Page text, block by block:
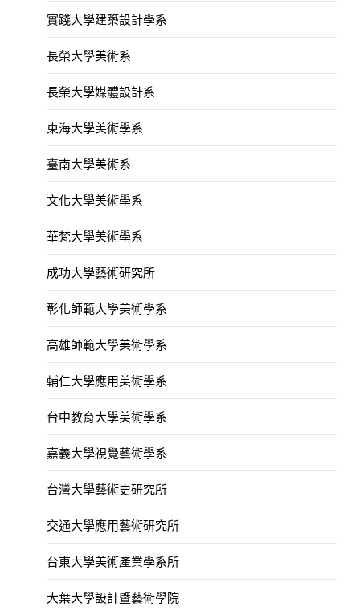
實踐大學建築設計學系
長榮大學美術系
長榮大學媒體設計系
東海大學美術學系
臺南大學美術系
文化大學美術學系
華梵大學美術學系
成功大學藝術研究所
彰化師範大學美術學系
高雄師範大學美術學系
輔仁大學應用美術學系
台中教育大學美術學系
嘉義大學視覺藝術學系
台灣大學藝術史研究所
交通大學應用藝術研究所
台東大學美術產業學系所
大葉大學設計暨藝術學院